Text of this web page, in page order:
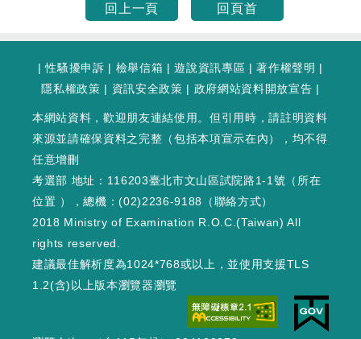
回上一頁
回頁首
|性騷擾申訴 | 檢舉信箱 |遊說資訊專區 |著作權聲明 |
隱私權政策 | 資訊安全政策 | 政府網站資料開放宣告 |
本網站資料，歡迎朋友連結使用。但引用時，請註明資料
來源並請確保資料之完整（包括本項宣示在內），均不得
任意增刪
考選部 地址：116203臺北市文山區試院路1-1號（ 所在
位置 ），總機：(02)2236-9188（聯絡方式）
2018 Ministry of Examination R.O.C.(Taiwan) All
rights reserved.
建議最佳解析度為1024*768或以上，並使用支援TLS
1.2(含)以上版本瀏覽器瀏覽